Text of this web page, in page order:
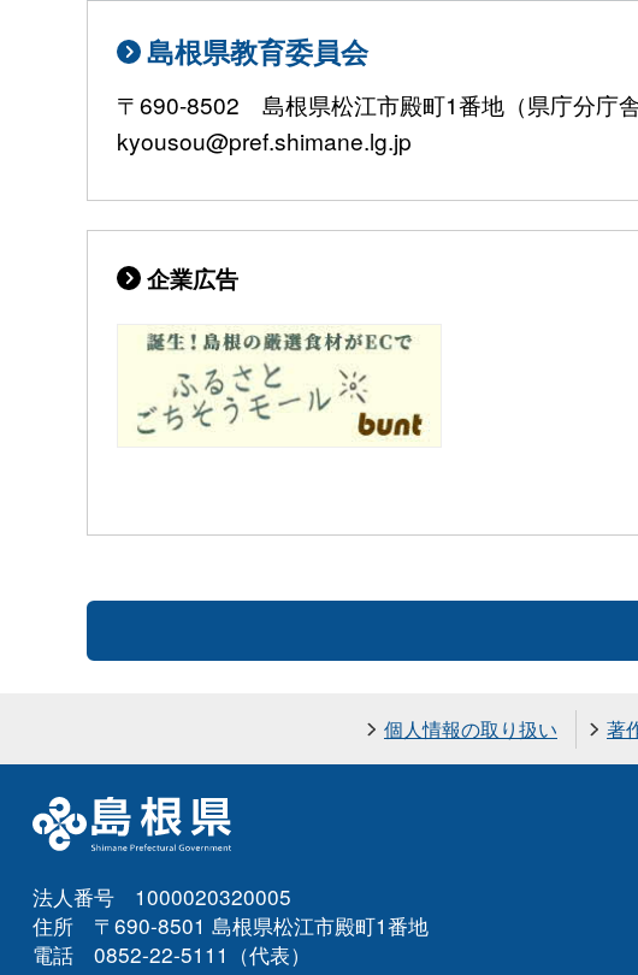
島根県教育委員会
〒690-8502 島根県松江市殿町1番地（県庁分
kyousou@pref.shimane.lg.jp
企業広告
個人情報の取り扱い 著
法人番号 1000020320005
住所 〒690-8501 島根県松江市殿町1番地
電話 0852-22-5111（代表）